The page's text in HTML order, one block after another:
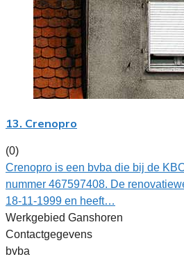
13. Crenopro
(0)
Crenopro is een bvba die bij de
nummer 467597408. De
18-11-1999 en heeft…
Werkgebied Ganshoren
Contactgegevens
bvba